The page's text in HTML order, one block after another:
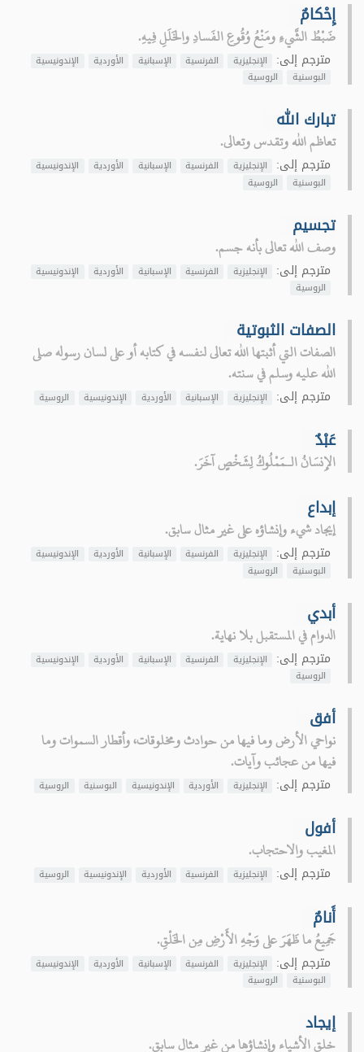
إِحْكامٌ
ضَبْطُ الشَّيءِ ومَنْعُ وُقُوعِ الفَسادِ والخَلَلِ فِيهِ.
مترجم إلى: الإنجليزية الفرنسية الإسبانية الأوردية
الإندونيسية
البوسنية
الروسية
تبارك الله
تعاظم الله وتقدس وتعالى.
مترجم إلى: الإنجليزية الفرنسية الإسبانية الأوردية
الإندونيسية
البوسنية
الروسية
تجسيم
وصف الله تعالى بأنه جسم.
مترجم إلى: الإنجليزية الفرنسية الإسبانية الأوردية
الإندونيسية
الروسية
الصفات الثبوتية
الصفات التي أثبتها الله تعالى لنفسه في كتابه أو على لسان رسوله صلى
الله عليه وسلم في سنته.
مترجم إلى: الإنجليزية الإسبانية الأوردية الإندونيسية الروسية
عَبْدٌ
الإِنسَانُ الـمَمْلُوكُ لِشَخْصٍ آخَرَ.
إبداع
إيجاد شيء وإنشاؤه على غير مثال سابق.
مترجم إلى: الإنجليزية الفرنسية الإسبانية الأوردية
الإندونيسية
البوسنية
الروسية
أبدي
الدوام في المستقبل بلا نهاية.
مترجم إلى: الإنجليزية الفرنسية الإسبانية الأوردية
الإندونيسية
الروسية
أفق
نواحي الأرض وما فيها من حوادث ومخلوقات، وأقطار السموات وما
فيها من عجائب وآيات.
مترجم إلى: الإنجليزية الأوردية الإندونيسية البوسنية الروسية
أفول
المغيب والاحتجاب.
مترجم إلى: الإنجليزية الفرنسية الأوردية الإندونيسية الروسية
أَنامٌ
جَمِيعُ ما ظَهَرَ على وَجْهِ الأَرْضِ مِن الخَلْقِ.
مترجم إلى: الإنجليزية الفرنسية الإسبانية الأوردية
الإندونيسية
البوسنية
الروسية
إيجاد
خلق الأشياء وإنشاؤها من غير مثال سابق.